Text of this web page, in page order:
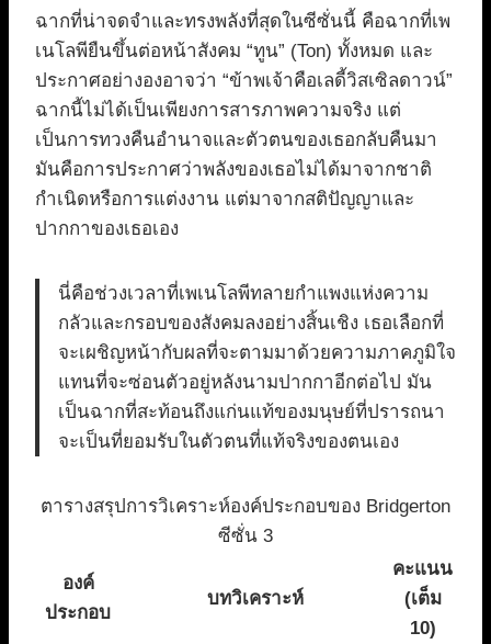
ฉากที่น่าจดจำและทรงพลังที่สุดในซีซั่นนี้ คือฉากที่เพ
เนโลพียืนขึ้นต่อหน้าสังคม “ทูน” (Ton) ทั้งหมด และ
ประกาศอย่างองอาจว่า “ข้าพเจ้าคือเลดี้วิสเซิลดาวน์”
ฉากนี้ไม่ได้เป็นเพียงการสารภาพความจริง แต่
เป็นการทวงคืนอำนาจและตัวตนของเธอกลับคืนมา
มันคือการประกาศว่าพลังของเธอไม่ได้มาจากชาติ
กำเนิดหรือการแต่งงาน แต่มาจากสติปัญญาและ
ปากกาของเธอเอง
นี่คือช่วงเวลาที่เพเนโลพีทลายกำแพงแห่งความ
กลัวและกรอบของสังคมลงอย่างสิ้นเชิง เธอเลือกที่
จะเผชิญหน้ากับผลที่จะตามมาด้วยความภาคภูมิใจ
แทนที่จะซ่อนตัวอยู่หลังนามปากกาอีกต่อไป มัน
เป็นฉากที่สะท้อนถึงแก่นแท้ของมนุษย์ที่ปรารถนา
จะเป็นที่ยอมรับในตัวตนที่แท้จริงของตนเอง
ตารางสรุปการวิเคราะห์องค์ประกอบของ Bridgerton
ซีซั่น 3
องค์
ประกอบ
บทวิเคราะห์
คะแนน
(เต็ม
10)